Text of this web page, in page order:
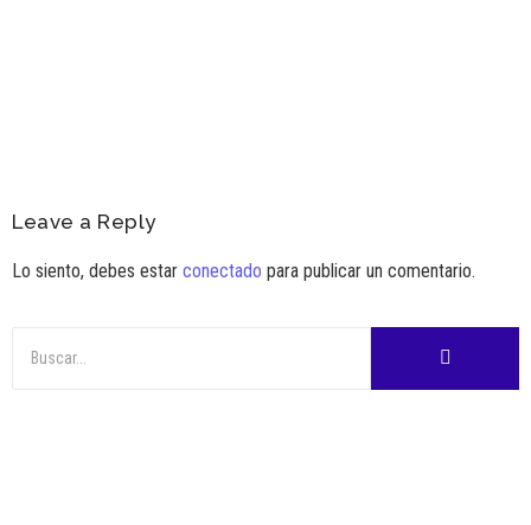
Leave a Reply
Lo siento, debes estar conectado para publicar un comentario.